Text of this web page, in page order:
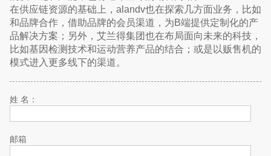
在供应链资源的基础上，alandv也在探索几方面业务，比如
和品牌合作，借助品牌的会员渠道，为B端提供定制化的产
品解决方案；另外，艾兰得集团也在布局面向未来的科技，
比如基因检测技术和运动营养产品的结合；或是以贩售机的
模式进入更多线下的渠道。
姓 名：
邮箱